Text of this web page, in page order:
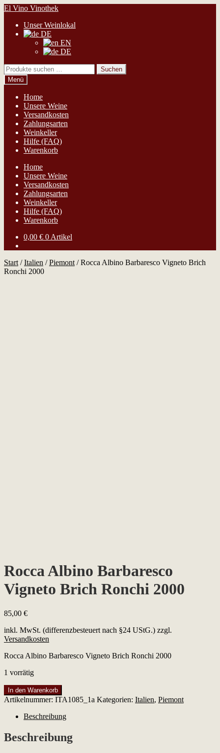
Zur
springen
Zum
springen
El Vino Vinothek
Unser Weinlokal
DE
EN
DE
Suchen
nach:
Suchen
Menü
Home
Unsere Weine
Versandkosten
Zahlungsarten
Weinkeller
Hilfe (FAQ)
Warenkorb
Home
Unsere Weine
Versandkosten
Zahlungsarten
Weinkeller
Hilfe (FAQ)
Warenkorb
0,00 € 0 Artikel
Start /Italien /Piemont /Rocca Albino Barbaresco Vigneto Brich
Ronchi 2000
Rocca Albino Barbaresco
Vigneto Brich Ronchi 2000
85,00 €
inkl. MwSt. (differenzbesteuert nach §24 UStG.) zzgl.
Versandkosten
Rocca Albino Barbaresco Vigneto Brich Ronchi 2000
1 vorrätig
Rocca
Albino
Vigneto
Ronchi
2000
In den Warenkorb
Artikelnummer: ITA1085_1a Kategorien: Italien, Piemont
Beschreibung
Beschreibung